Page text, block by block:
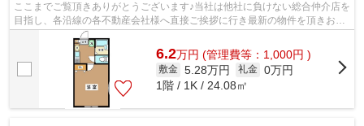
ここまでご覧頂きありがとうございます♪当社は他社に負けない総合仲介店を
目指し、各沿線の各不動産会社様へ直接ご挨拶に行き最新の物件を頂きお客
様へ提供しております！最新の情報は...
6.2万円 (管理費等：1,000円 )
敷金 5.28万円 礼金 0万円
1階 / 1K / 24.08㎡